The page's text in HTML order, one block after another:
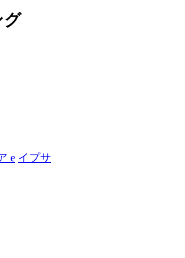
グ
e イプサ